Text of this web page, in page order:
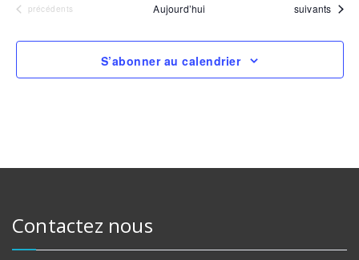
Évènements
précédents Aujourd’hui Évènements
suivants
S’abonner au calendrier
Contactez nous